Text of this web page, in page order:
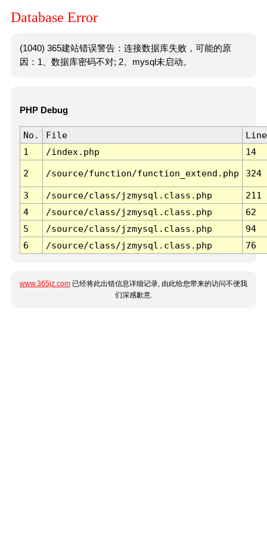
Database Error
(1040) 365建站错误警告：连接数据库失败，可能的原
因：1、数据库密码不对; 2、mysql未启动。
PHP Debug
No. File
Line
1
/index.php 14
2 /source/function/function_extend.php 324
3 /source/class/jzmysql.class.php
211
4
/source/class/jzmysql.class.php
62
5
/source/class/jzmysql.class.php
94
6
/source/class/jzmysql.class.php 76
www.365jz.com 已经将此出错信息详细记录, 由此给您带来的访问不便我
们深感歉意.